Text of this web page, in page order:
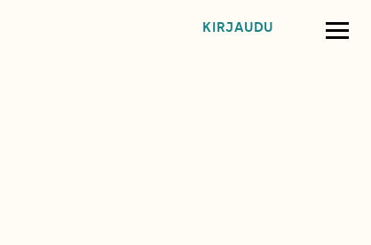
KIRJAUDU